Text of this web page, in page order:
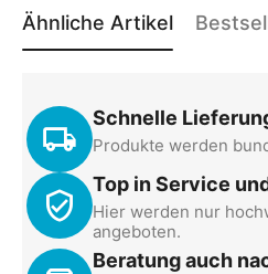
Ähnliche Artikel
SC1000 1 t Tragkraft, 800
mm Hubhöhe 1000 kg
Art.-Nr.: SC1000
Auf Lager
599,00€
649,00 €
OSWALD Transportgeräte
Schnelle
Produkte werden
Top in Service
Hier werden nur
angeboten.
Beratung auch